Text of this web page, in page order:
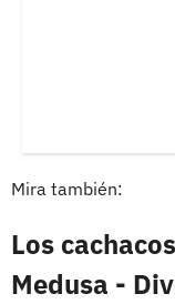
Mira también:
Los
Medusa -